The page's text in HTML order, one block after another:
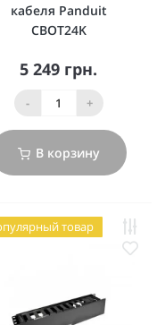
кабеля Panduit
CBOT24K
5 249 грн.
- +
В корзину
товар